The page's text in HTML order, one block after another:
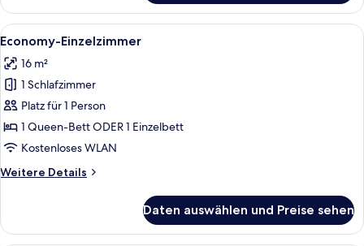
1 Doppelbett
und
Schlafsofa
Alle
Fotos
für
Economy-
Einzelzimmer
anzeigen
Ein Hotelzimmer mit zwei
4
Economy-Einzelzimmer
16 m²
1 Schlafzimmer
Platz für 1 Person
1 Queen-Bett ODER 1 Einzelbett
Kostenloses WLAN
Weitere Details
Weitere
Einzelzimmer
Daten auswählen und Preise sehen